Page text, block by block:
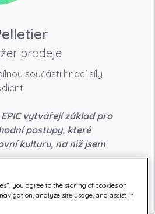
prodeje
součástí hnací síly
vytvářejí základ pro
postupy, které
kulturu, na niž jsem
you agree to the storing of cookies on
analyze site usage, and assist in